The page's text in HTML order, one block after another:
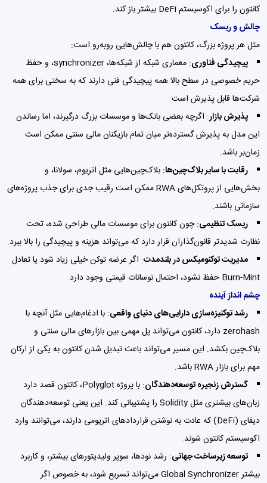
کانتون را برای اکوسیستم DeFi بیشتر باز کند.
چالش و ریسک
مثل هر پروژه بزرگ، کانتون هم با چالش‌هایی روبه‌رو است:
پیچیدگی فناوری
: معماری شبکه از شبکه‌ها، synchronizer، و حفظ
حریم خصوصی در سطح بالا همه پیچیدگی فنی دارند که به سختی برای همه
شرکت‌ها قابل پذیرش است.
پذیرش بازار: اگرچه بعضی بانک‌ها و موسسات بزرگ درگیرند، اما رساندن
این مدل به پذیرش گسترده‌تر میان تمام بازیکنان مالی سنتی ممکن است
زمان‌بر باشد.
رقابت با سایر بلاک‌چین‌ها: بلاک‌چین‌هایی مثل اتریوم، سولانا، و
بخش‌هایی از پروتکل‌های RWA ممکن است رقیب جدی برای جذب پروژه‌های
سازمانی باشند.
ریسک‌ تنظیمی: چون کانتون برای موسسات مالی طراحی شده، تحت
نظارت شدیدتر قانون‌گذاران قرار دارد که می‌تواند هزینه و پیچیدگی را بالا ببرد.
مدیریت توکنومیکس در بلندمدت: اگر عرضه توکن خیلی زیاد شود یا تعادل
Burn-Mint حفظ نشود، احتمال نوسانات قیمتی وجود دارد.
چشم انداز آینده
رشد توکنیزه‌سازی دارایی‌های دنیای واقعی: با ادغام‌هایی مثل آنچه با
zerohash دارد، کانتون می‌تواند پل مهمی بین بازارهای مالی سنتی و
بلاک‌چین بکشد. این مسیر می‌تواند باعث تبدیل شدن کانتون به یکی از ارکان
مهم برای بازار RWA باشد.
گسترش زنجیره توسعه‌دهندگان
: با پروژه Polyglot، کانتون قصد دارد
زبان‌های بیشتری مثل Solidity را پشتیبانی کند. این یعنی توسعه‌دهندگان
دیفای (DeFi) که عادت به نوشتن قراردادهای اتریومی دارند، می‌توانند وارد
اکوسیستم کانتون شوند.
توسعه زیرساخت جهانی: رشد نودها، سوپر ولیدیتورهای بیشتر، و کاربرد
بیشتر Global Synchronizer می‌تواند تسریع شود، به خصوص اگر